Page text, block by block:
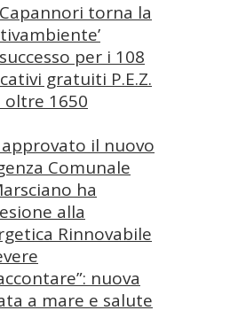
torna la
per i 108
gratuiti P.E.Z.
1650
il nuovo
Comunale
ha
alla
Rinnovabile
nuova
a mare e salute